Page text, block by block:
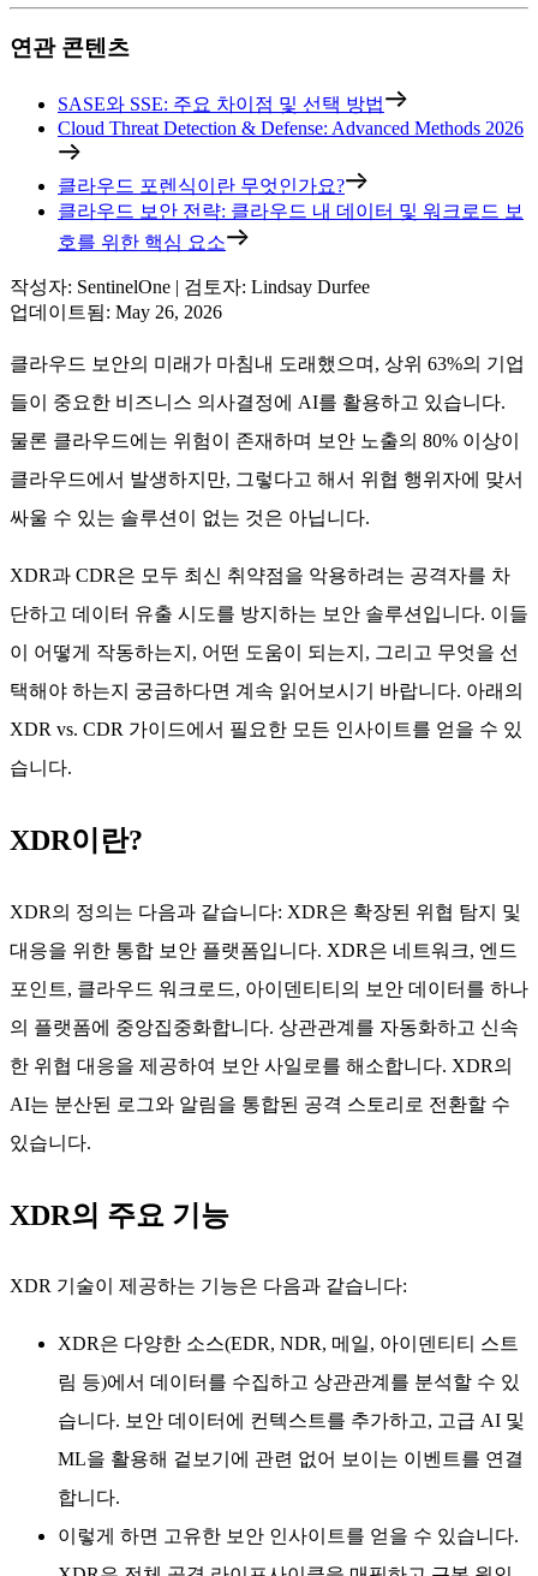
연관 콘텐츠
SASE와 SSE: 주요 차이점 및 선택 방법
Cloud Threat Detection & Defense: Advanced Methods 2026
클라우드 포렌식이란 무엇인가요?
클라우드 보안 전략: 클라우드 내 데이터 및 워크로드 보
호를 위한 핵심 요소
작성자: SentinelOne | 검토자: Lindsay Durfee
업데이트됨: May 26, 2026
클라우드 보안의 미래가 마침내 도래했으며, 상위 63%의 기업
들이 중요한 비즈니스 의사결정에 AI를 활용하고 있습니다.
물론 클라우드에는 위험이 존재하며 보안 노출의 80% 이상이
클라우드에서 발생하지만, 그렇다고 해서 위협 행위자에 맞서
싸울 수 있는 솔루션이 없는 것은 아닙니다.
XDR과 CDR은 모두 최신 취약점을 악용하려는 공격자를 차
단하고 데이터 유출 시도를 방지하는 보안 솔루션입니다. 이들
이 어떻게 작동하는지, 어떤 도움이 되는지, 그리고 무엇을 선
택해야 하는지 궁금하다면 계속 읽어보시기 바랍니다. 아래의
XDR vs. CDR 가이드에서 필요한 모든 인사이트를 얻을 수 있
습니다.
XDR이란?
XDR의 정의는 다음과 같습니다: XDR은 확장된 위협 탐지 및
대응을 위한 통합 보안 플랫폼입니다. XDR은 네트워크, 엔드
포인트, 클라우드 워크로드, 아이덴티티의 보안 데이터를 하나
의 플랫폼에 중앙집중화합니다. 상관관계를 자동화하고 신속
한 위협 대응을 제공하여 보안 사일로를 해소합니다. XDR의
AI는 분산된 로그와 알림을 통합된 공격 스토리로 전환할 수
있습니다.
XDR의 주요 기능
XDR 기술이 제공하는 기능은 다음과 같습니다:
XDR은 다양한 소스(EDR, NDR, 메일, 아이덴티티 스트
림 등)에서 데이터를 수집하고 상관관계를 분석할 수 있
습니다. 보안 데이터에 컨텍스트를 추가하고, 고급 AI 및
ML을 활용해 겉보기에 관련 없어 보이는 이벤트를 연결
합니다.
이렇게 하면 고유한 보안 인사이트를 얻을 수 있습니다.